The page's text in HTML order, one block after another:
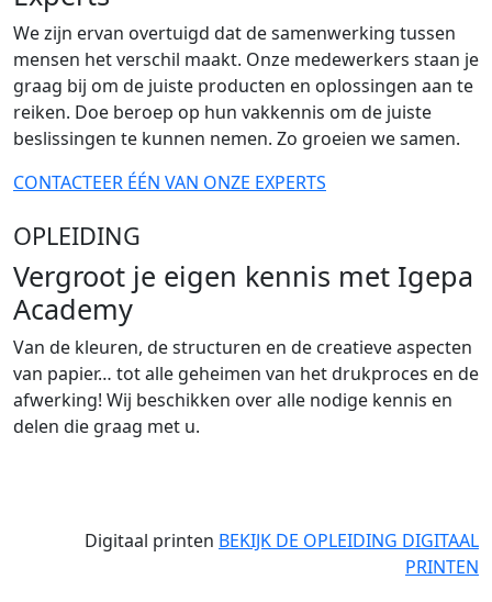
We zijn ervan overtuigd dat de samenwerking tussen
mensen het verschil maakt. Onze medewerkers staan je
graag bij om de juiste producten en oplossingen aan te
reiken. Doe beroep op hun vakkennis om de juiste
beslissingen te kunnen nemen. Zo groeien we samen.
CONTACTEER ÉÉN VAN ONZE EXPERTS
OPLEIDING
Vergroot je eigen kennis met Igepa
Academy
Van de kleuren, de structuren en de creatieve aspecten
van papier… tot alle geheimen van het drukproces en de
afwerking! Wij beschikken over alle nodige kennis en
delen die graag met u.
Digitaal printen BEKIJK DE OPLEIDING DIGITAAL
PRINTEN